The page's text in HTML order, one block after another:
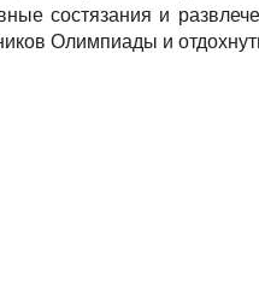
состязания и
Олимпиады и